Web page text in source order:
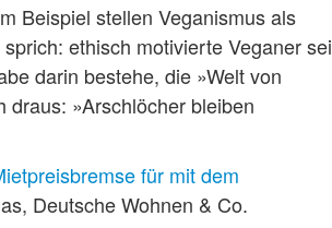
Beispiel stellen Veganismus als
ethisch motivierte Veganer sei
darin bestehe, die »Welt von
draus: »Arschlöcher bleiben
für mit dem
Deutsche Wohnen & Co.